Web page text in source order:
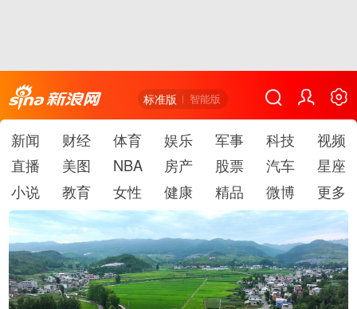
标准版 智能版
新闻 财经 体育 娱乐 军事 科技
视频
直播
美图 NBA 房产 股票 汽车
星座
小说
教育 女性 健康 精品 微博 更多